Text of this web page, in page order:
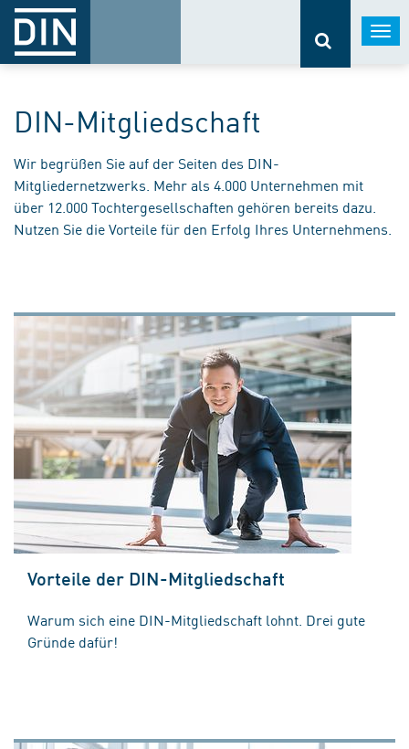
DIN-Mitgliedschaft
Wir begrüßen Sie auf der Seiten des DIN-
Mitgliedernetzwerks. Mehr als 4.000 Unternehmen mit
über 12.000 Tochtergesellschaften gehören bereits dazu.
Nutzen Sie die Vorteile für den Erfolg Ihres Unternehmens.
Vorteile der DIN-Mitgliedschaft
Warum sich eine DIN-Mitgliedschaft lohnt. Drei gute
Gründe dafür!